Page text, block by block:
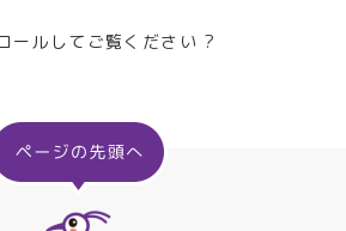
ールしてご覧ください ?